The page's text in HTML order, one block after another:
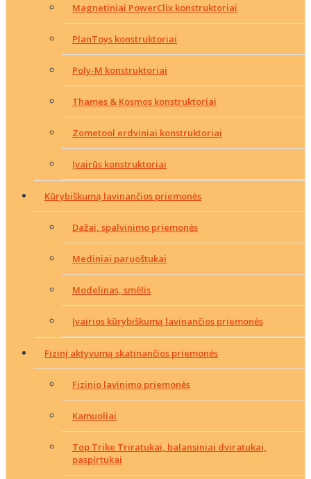
Magnetiniai PowerClix konstruktoriai
PlanToys konstruktoriai
Poly-M konstruktoriai
Thames & Kosmos konstruktoriai
Zometool erdviniai konstruktoriai
Įvairūs konstruktoriai
Kūrybiškumą lavinančios priemonės
Dažai, spalvinimo priemonės
Mediniai paruoštukai
Modelinas, smėlis
Įvairios kūrybiškumą lavinančios priemonės
Fizinį aktyvumą skatinančios priemonės
Fizinio lavinimo priemonės
Kamuoliai
Top Trike Triratukai, balansiniai dviratukai,
paspirtukai